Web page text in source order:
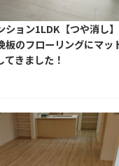
ション1LDK【つや消し
板のフローリングにマッ
てきました！